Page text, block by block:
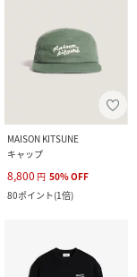
MAISON KITSUNE
キャップ
8,800 円 50%OFF
80ポイント(1倍)